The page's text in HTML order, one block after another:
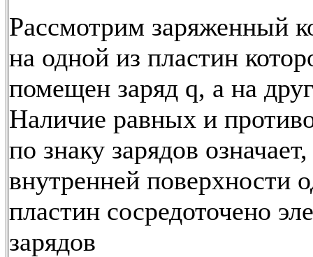
Рассмотрим заряженный
на одной из пластин
помещен заряд q, а на
Наличие равных и
по знаку зарядов
внутренней поверхности
пластин сосредоточено
зарядов